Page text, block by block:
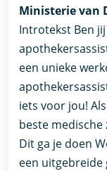
Ministerie van
Introtekst Ben
een unieke
iets voor jou!
beste medische
Dit ga je doen
een